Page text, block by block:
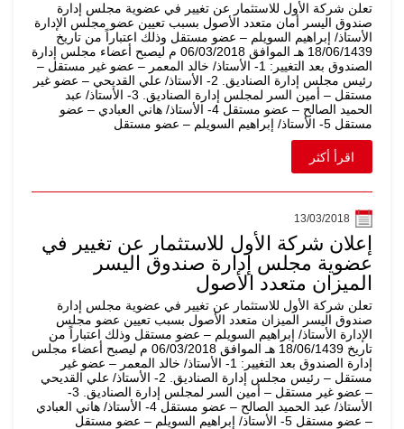
تعلن شركة الأول للاستثمار عن تغيير في عضوية مجلس إدارة
صندوق اليسر أمان متعدد الأصول بسبب تعيين عضو مجلس الإدارة
الأستاذ/ إبراهيم السويلم – عضو مستقل وذلك اعتباراً من تاريخ
18/06/1439 هـ الموافق 06/03/2018 م ليصبح أعضاء مجلس إدارة
الصندوق بعد التغيير: 1- الأستاذ/ خالد المعمر – عضو غير مستقل –
رئيس مجلس إدارة الصناديق. 2- الأستاذ/ علي القديحي – عضو غير
مستقل – أمين السر لمجلس إدارة الصناديق. 3- الأستاذ/ عبد
الحميد الصالح – عضو مستقل 4- الأستاذ/ هاني العبادي – عضو
مستقل 5- الأستاذ/ إبراهيم السويلم – عضو مستقل
اقرأ أكثر
13/03/2018
إعلان شركة الأول للاستثمار عن تغيير في
عضوية مجلس إدارة صندوق اليسر
الميزان متعدد الأصول
تعلن شركة الأول للاستثمار عن تغيير في عضوية مجلس إدارة
صندوق اليسر الميزان متعدد الأصول بسبب تعيين عضو مجلس
الإدارة الأستاذ/ إبراهيم السويلم – عضو مستقل وذلك اعتباراً من
تاريخ 18/06/1439 هـ الموافق 06/03/2018 م ليصبح أعضاء مجلس
إدارة الصندوق بعد التغيير: 1- الأستاذ/ خالد المعمر – عضو غير
مستقل – رئيس مجلس إدارة الصناديق. 2- الأستاذ/ علي القديحي
– عضو غير مستقل – أمين السر لمجلس إدارة الصناديق. 3-
الأستاذ/ عبد الحميد الصالح – عضو مستقل 4- الأستاذ/ هاني العبادي
– عضو مستقل 5- الأستاذ/ إبراهيم السويلم – عضو مستقل